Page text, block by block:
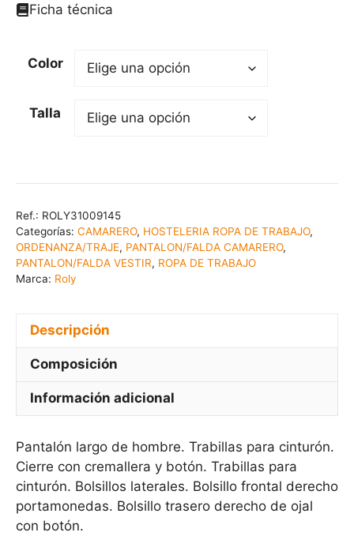
Ficha técnica
Color
Talla
Ref.: ROLY31009145
Categorías: CAMARERO, HOSTELERIA ROPA DE TRABAJO,
ORDENANZA/TRAJE, PANTALON/FALDA CAMARERO,
PANTALON/FALDA VESTIR, ROPA DE TRABAJO
Marca: Roly
Descripción
Composición
Información adicional
Pantalón largo de hombre. Trabillas para cinturón.
Cierre con cremallera y botón. Trabillas para
cinturón. Bolsillos laterales. Bolsillo frontal derecho
portamonedas. Bolsillo trasero derecho de ojal
con botón.